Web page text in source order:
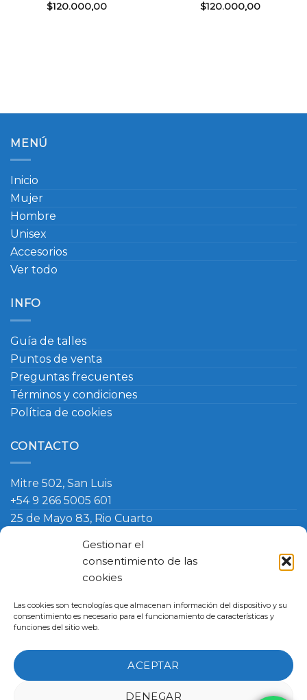
Gestionar el
consentimiento de las
cookies
Las cookies son tecnologías que almacenan información del dispositivo y su
consentimiento es necesario para el funcionamiento de características y
funciones del sitio web.
ACEPTAR
DENEGAR
$120.000,00
$120.000,00
MENÚ
Inicio
Mujer
Hombre
Unisex
Accesorios
Ver todo
INFO
Guía de talles
Puntos de venta
Preguntas frecuentes
Términos y condiciones
Política de cookies
CONTACTO
Mitre 502, San Luis
+54 9 266 5005 601
25 de Mayo 83, Rio Cuarto
Cambio
Copyright 2026 ©Master Uniformes